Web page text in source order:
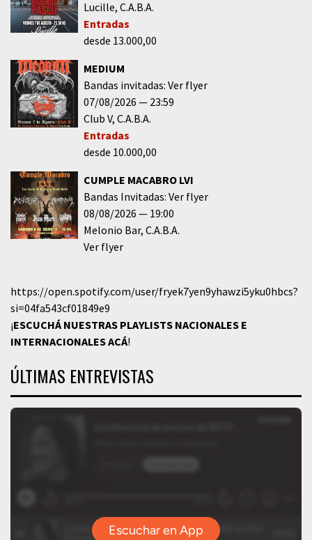
Lucille C.A.B.A.
Entradas
desde 13.000,00
MEDIUM
Bandas invitadas: Ver flyer
07/08/2026
23:59
Club V C.A.B.A.
Entradas
desde 10.000,00
CUMPLE MACABRO LVI
Bandas Invitadas: Ver flyer
08/08/2026
19:00
Melonio Bar C.A.B.A.
Ver flyer
https://open.spotify.com/user/fryek7yen9yhawzi5yku0hbcs?
si=04fa543cf01849e9
¡ESCUCHÁ NUESTRAS PLAYLISTS NACIONALES E
INTERNACIONALESACÁ!
ÚLTIMAS ENTREVISTAS